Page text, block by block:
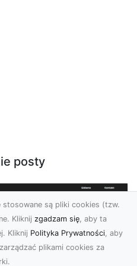
posty
stosowane są pliki cookies (tzw.
Kliknij zgadzam się, aby ta
Kliknij Polityka Prywatności, aby
plikami cookies za